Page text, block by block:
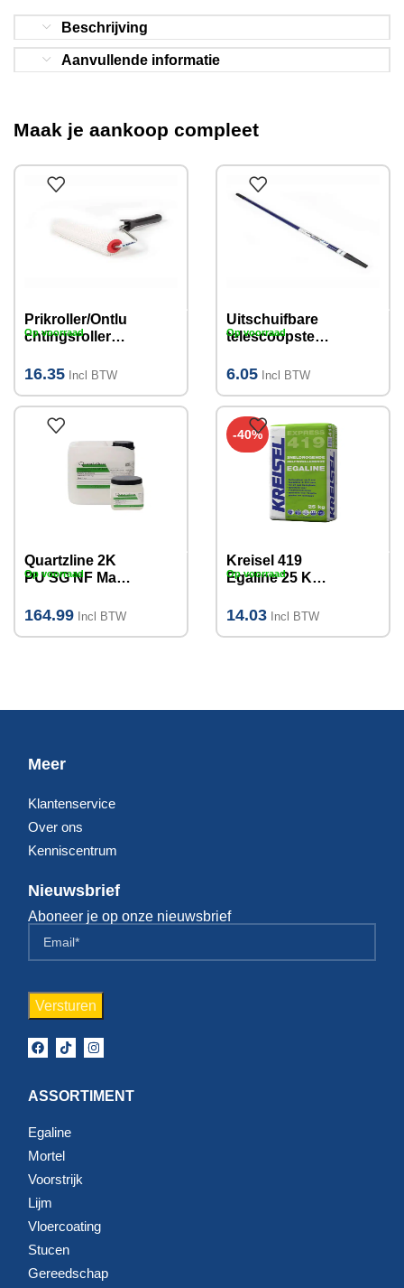
Beschrijving
Aanvullende informatie
Maak je aankoop compleet
Prikroller/Ontlu
chtingsroller
pinhoogte
16.35 Incl BTW
Op voorraad
Uitschuifbare
telescoopsteel
6.05 Incl BTW
Op voorraad
Quartzline 2K
PU SG NF Mat
Coating 5kg
164.99 Incl BTW
Op voorraad
-40%
Kreisel 419
Egaline 25 KG
14.03 Incl BTW
Op voorraad
Meer
Klantenservice
Over ons
Kenniscentrum
Nieuwsbrief
Aboneer je op onze nieuwsbrief
ASSORTIMENT
Egaline
Mortel
Voorstrijk
Lijm
Vloercoating
Stucen
Gereedschap